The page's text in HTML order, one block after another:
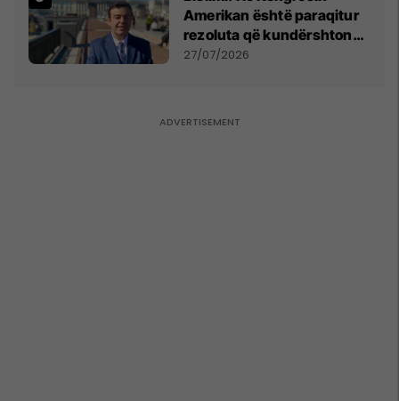
Amerikan është paraqitur
rezoluta që kundërshton
mbajtjen e Asamblesë
27/07/2026